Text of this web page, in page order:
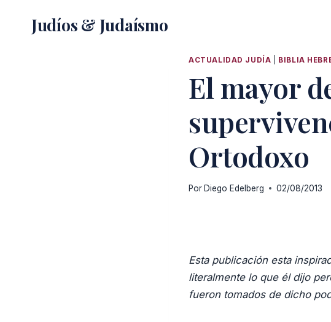
Judíos & Judaísmo
ACTUALIDAD JUDÍA BIBLIA
El mayor
Ortodoxo
Por Diego Edelberg 02/08/2013
Esta publicación esta
literalmente lo que él dijo
fueron tomados de dicho